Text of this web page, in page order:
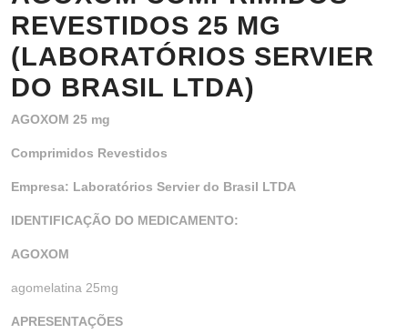
REVESTIDOS 25 MG
(LABORATÓRIOS SERVIER
DO BRASIL LTDA)
AGOXOM 25 mg
Comprimidos Revestidos
Empresa: Laboratórios Servier do Brasil LTDA
IDENTIFICAÇÃO DO MEDICAMENTO:
AGOXOM
agomelatina 25mg
APRESENTAÇÕES